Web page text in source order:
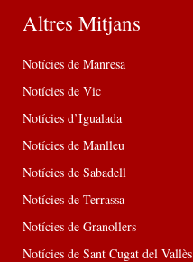
Altres Mitjans
Notícies de Manresa
Notícies de Vic
Notícies d’Igualada
Notícies de Manlleu
Notícies de Sabadell
Notícies de Terrassa
Notícies de Granollers
Notícies de Sant Cugat del Vallès